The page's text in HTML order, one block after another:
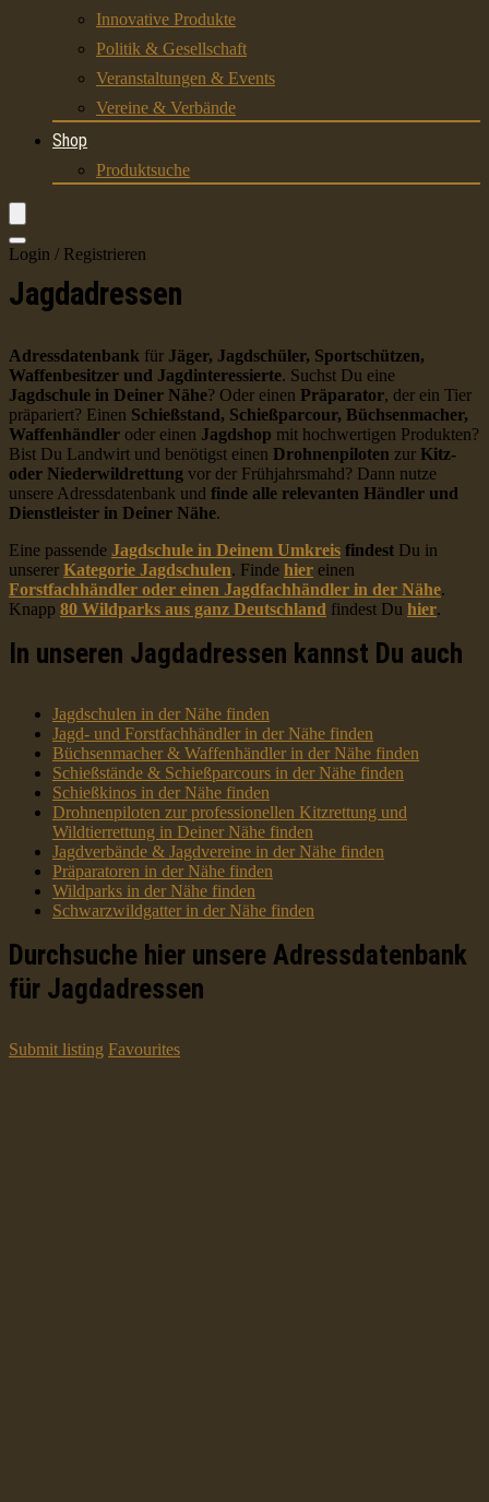
Innovative Produkte
Politik & Gesellschaft
Veranstaltungen & Events
Vereine & Verbände
Shop
Produktsuche
Login / Registrieren
Jagdadressen
Adressdatenbank für Jäger, Jagdschüler, Sportschützen,
Waffenbesitzer und Jagdinteressierte. Suchst Du eine
Jagdschule in Deiner Nähe? Oder einen Präparator, der ein Tier
präpariert? Einen Schießstand, Schießparcour, Büchsenmacher,
Waffenhändler oder einen Jagdshop mit hochwertigen Produkten?
Bist Du Landwirt und benötigst einen Drohnenpiloten zur Kitz-
oder Niederwildrettung vor der Frühjahrsmahd? Dann nutze
unsere Adressdatenbank und finde alle relevanten Händler und
Dienstleister in Deiner Nähe.
Eine passende Jagdschule in Deinem Umkreis findest Du in
unserer Kategorie Jagdschulen. Finde hier einen
Forstfachhändler oder einen Jagdfachhändler in der Nähe.
Knapp 80 Wildparks aus ganz Deutschland findest Du hier.
In unseren Jagdadressen kannst Du auch
Jagdschulen in der Nähe finden
Jagd- und Forstfachhändler in der Nähe finden
Büchsenmacher & Waffenhändler in der Nähe finden
Schießstände & Schießparcours in der Nähe finden
Schießkinos in der Nähe finden
Drohnenpiloten zur professionellen Kitzrettung und
Wildtierrettung in Deiner Nähe finden
Jagdverbände & Jagdvereine in der Nähe finden
Präparatoren in der Nähe finden
Wildparks in der Nähe finden
Schwarzwildgatter in der Nähe finden
Durchsuche hier unsere Adressdatenbank
für Jagdadressen
Submit listing Favourites